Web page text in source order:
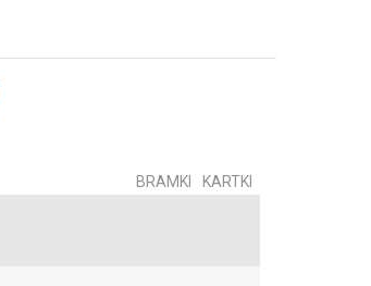
BRAMKI KARTKI